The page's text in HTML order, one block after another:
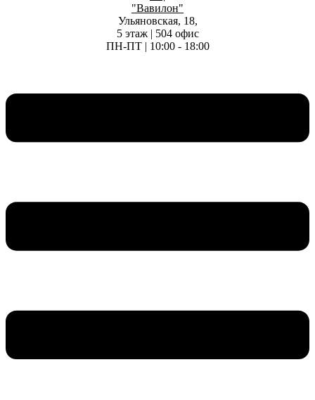
"Вавилон"
Ульяновская, 18,
5 этаж | 504 офис
ПН-ПТ | 10:00 - 18:00